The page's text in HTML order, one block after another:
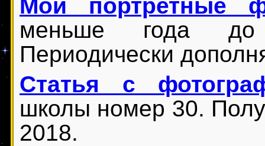
Мои портретные
меньше года до
Периодически
Статья с
школы номер 30.
2018.